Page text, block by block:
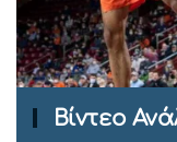
Ομιλίες